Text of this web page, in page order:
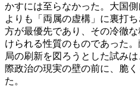
かすには至らなかった。大国
よりも「両属の虚構」に裏打
方が最優先であり、その冷徹
けられる性質のものであった
局の刷新を図ろうとした試み
際政治の現実の壁の前に、脆
た。